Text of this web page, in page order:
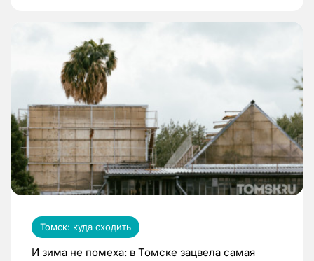
Томск: куда сходить
И зима не помеха: в Томске зацвела самая